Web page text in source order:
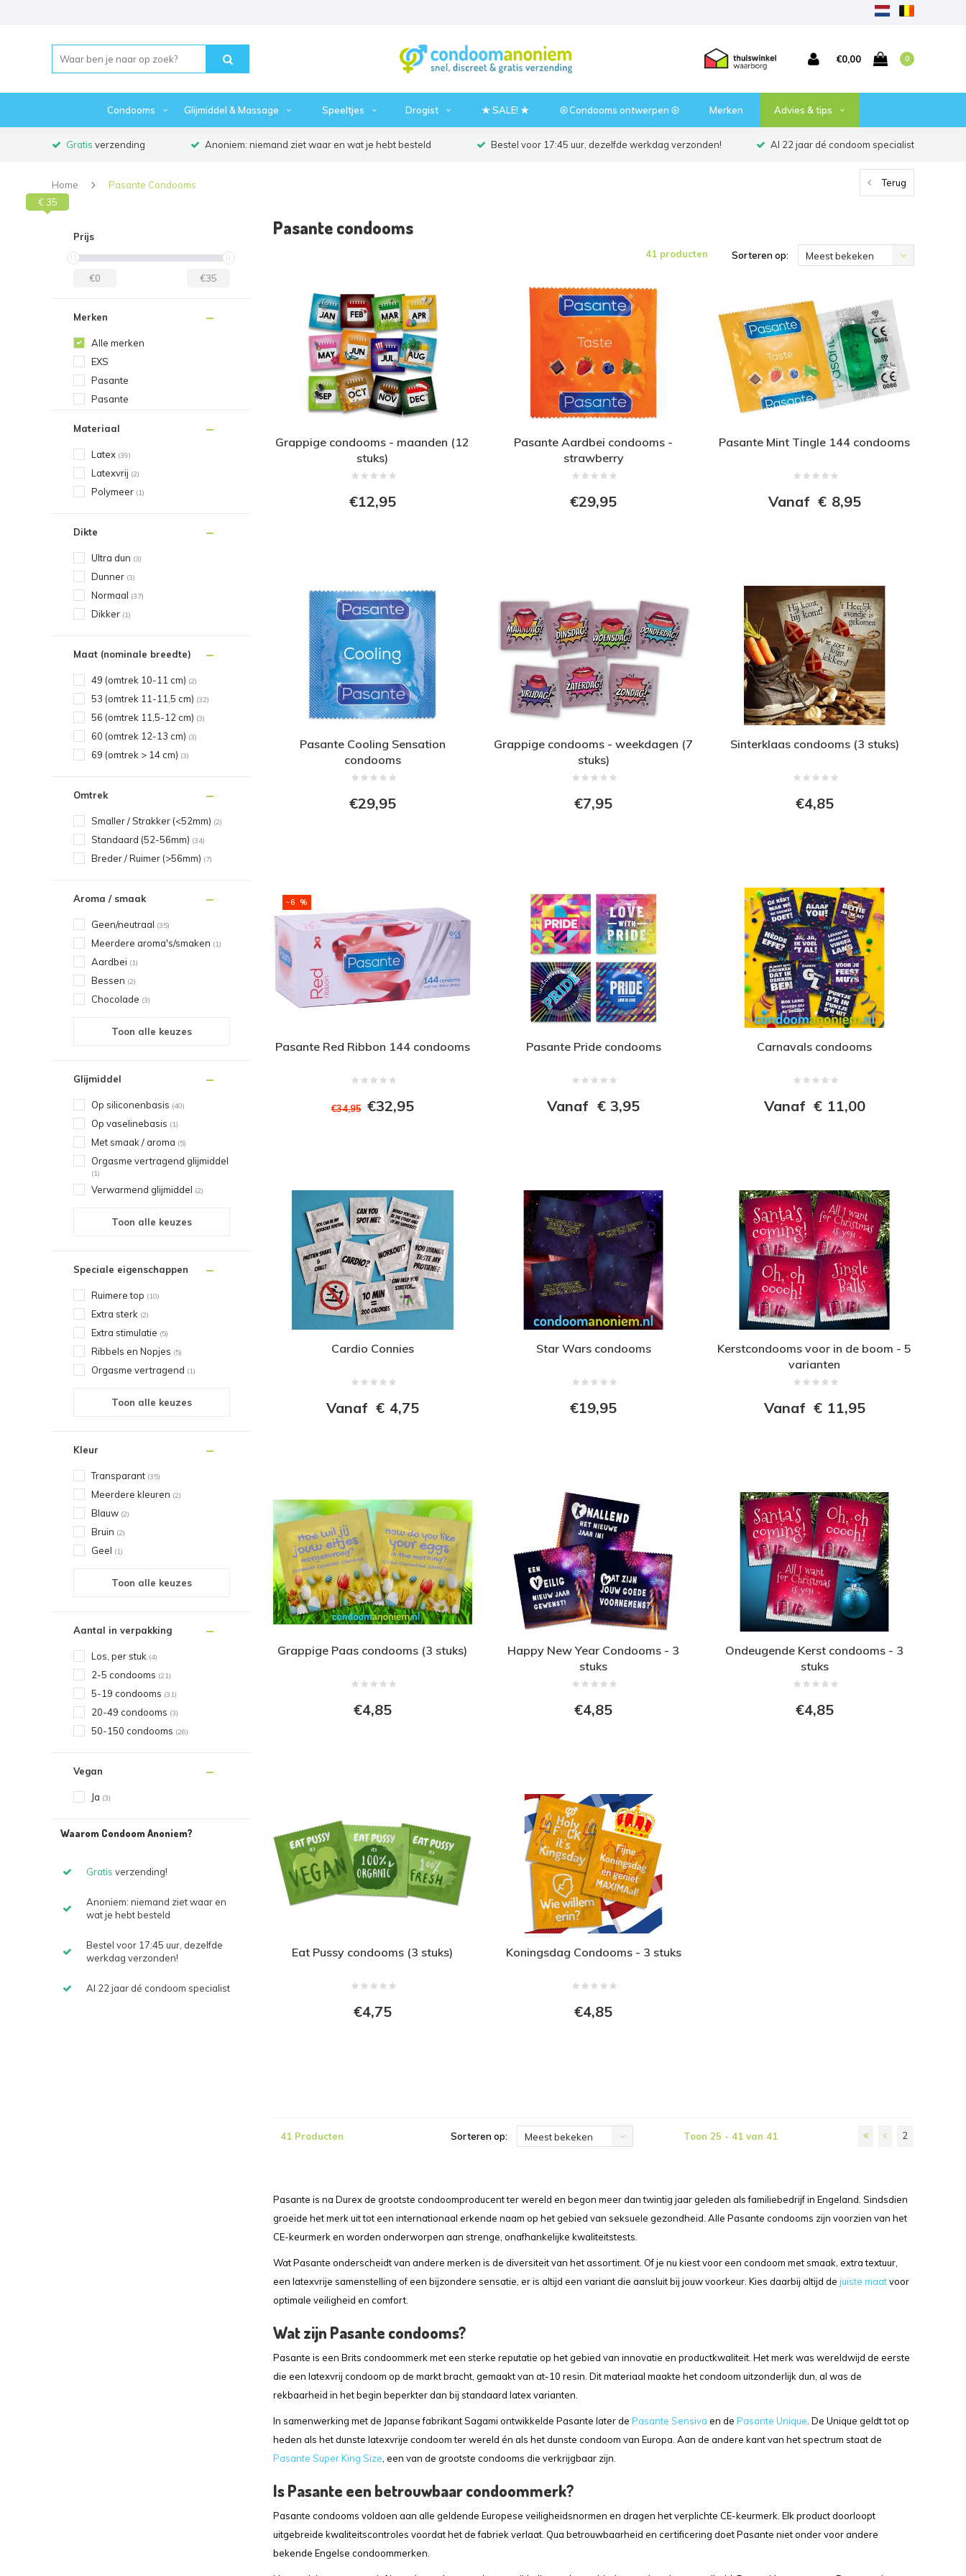
€0,00 0
Condooms Glijmiddel & Massage Speeltjes Drogist ★ SALE! ★ ⦾ Condooms ontwerpen ⦾ Merken Advies & tips
Gratis verzending Anoniem: niemand ziet waar en wat je hebt besteld Bestel voor 17:45 uur, dezelfde werkdag verzonden! Al 22 jaar dé condoom specialist
Home Pasante Condooms Terug
Prijs
€0 €35
€ 0
€ 35
Merken
Alle merken
EXS
Pasante
Pasante
Materiaal
Latex (39)
Latexvrij (2)
Polymeer (1)
Dikte
Ultra dun (3)
Dunner (3)
Normaal (37)
Dikker (1)
Maat (nominale breedte)
49 (omtrek 10-11 cm) (2)
53 (omtrek 11-11,5 cm) (32)
56 (omtrek 11,5-12 cm) (3)
60 (omtrek 12-13 cm) (3)
69 (omtrek > 14 cm) (3)
Omtrek
Smaller / Strakker (<52mm) (2)
Standaard (52-56mm) (34)
Breder / Ruimer (>56mm) (7)
Aroma / smaak
Geen/neutraal (35)
Meerdere aroma's/smaken (1)
Aardbei (1)
Bessen (2)
Chocolade (3)
Toon alle keuzes
Glijmiddel
Op siliconenbasis (40)
Op vaselinebasis (1)
Met smaak / aroma (5)
Orgasme vertragend glijmiddel
(1)
Verwarmend glijmiddel (2)
Toon alle keuzes
Speciale eigenschappen
Ruimere top (10)
Extra sterk (2)
Extra stimulatie (5)
Ribbels en Nopjes (5)
Orgasme vertragend (1)
Toon alle keuzes
Kleur
Transparant (35)
Meerdere kleuren (2)
Blauw (2)
Bruin (2)
Geel (1)
Toon alle keuzes
Aantal in verpakking
Los, per stuk (4)
2-5 condooms (21)
5-19 condooms (31)
20-49 condooms (3)
50-150 condooms (26)
Vegan
Ja (3)
Waarom Condoom Anoniem?
Gratis verzending!
Anoniem: niemand ziet waar en
wat je hebt besteld
Bestel voor 17:45 uur, dezelfde
werkdag verzonden!
Al 22 jaar dé condoom specialist
Pasante condooms
41 producten Sorteren op: Meest bekeken
Grappige condooms - maanden (12
stuks)
€12,95
Pasante Aardbei condooms -
strawberry
€29,95
Pasante Mint Tingle 144 condooms
Vanaf € 8,95
Pasante Cooling Sensation
condooms
€29,95
Grappige condooms - weekdagen (7
stuks)
€7,95
Sinterklaas condooms (3 stuks)
€4,85
-6 %
Pasante Red Ribbon 144 condooms
€34,95 €32,95
Pasante Pride condooms
Vanaf € 3,95
Carnavals condooms
Vanaf € 11,00
Cardio Connies
Vanaf € 4,75
Star Wars condooms
€19,95
Kerstcondooms voor in de boom - 5
varianten
Vanaf € 11,95
Grappige Paas condooms (3 stuks)
€4,85
Happy New Year Condooms - 3
stuks
€4,85
Ondeugende Kerst condooms - 3
stuks
€4,85
Eat Pussy condooms (3 stuks)
€4,75
Koningsdag Condooms - 3 stuks
€4,85
41 Producten Sorteren op: Meest bekeken Toon 25 - 41 van 41 2
Pasante is na Durex de grootste condoomproducent ter wereld en begon meer dan twintig jaar geleden als familiebedrijf in Engeland. Sindsdien
groeide het merk uit tot een internationaal erkende naam op het gebied van seksuele gezondheid. Alle Pasante condooms zijn voorzien van het
CE-keurmerk en worden onderworpen aan strenge, onafhankelijke kwaliteitstests.
Wat Pasante onderscheidt van andere merken is de diversiteit van het assortiment. Of je nu kiest voor een condoom met smaak, extra textuur,
een latexvrije samenstelling of een bijzondere sensatie, er is altijd een variant die aansluit bij jouw voorkeur. Kies daarbij altijd de juiste maatvoor
optimale veiligheid en comfort.
Wat zijn Pasante condooms?
Pasante is een Brits condoommerk met een sterke reputatie op het gebied van innovatie en productkwaliteit. Het merk was wereldwijd de eerste
die een latexvrij condoom op de markt bracht, gemaakt van at-10 resin. Dit materiaal maakte het condoom uitzonderlijk dun, al was de
rekbaarheid in het begin beperkter dan bij standaard latex varianten.
In samenwerking met de Japanse fabrikant Sagami ontwikkelde Pasante later de Pasante Sensiva en de Pasante Unique. De Unique geldt tot op
heden als het dunste latexvrije condoom ter wereld én als het dunste condoom van Europa. Aan de andere kant van het spectrum staat de
Pasante Super King Size, een van de grootste condooms die verkrijgbaar zijn.
Is Pasante een betrouwbaar condoommerk?
Pasante condooms voldoen aan alle geldende Europese veiligheidsnormen en dragen het verplichte CE-keurmerk. Elk product doorloopt
uitgebreide kwaliteitscontroles voordat het de fabriek verlaat. Qua betrouwbaarheid en certificering doet Pasante niet onder voor andere
bekende Engelse condoommerken.